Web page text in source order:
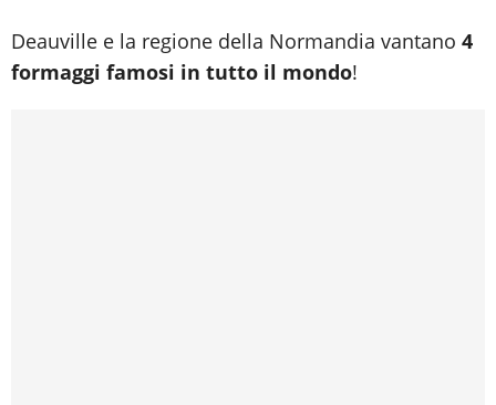
Deauville e la regione della Normandia vantano 4
formaggi famosi in tutto il mondo!